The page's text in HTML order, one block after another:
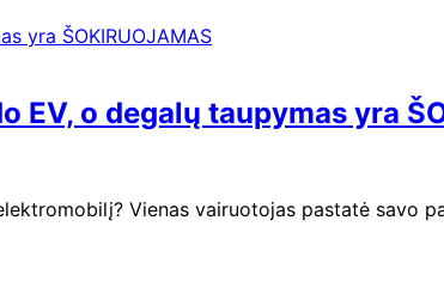
o degalų taupymas yra
Vienas vairuotojas pastatė savo